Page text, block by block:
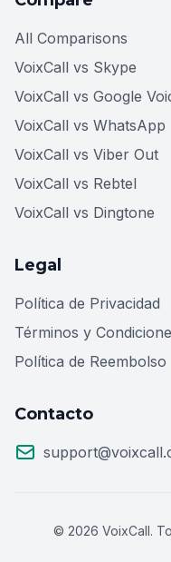
All Comparisons
VoixCall vs Skype
VoixCall vs Google
VoixCall vs WhatsApp
VoixCall vs Viber Out
VoixCall vs Rebtel
VoixCall vs Dingtone
Legal
Política de Privacidad
Términos y
Política de Reembolso
Contacto
© 2026 VoixCall.